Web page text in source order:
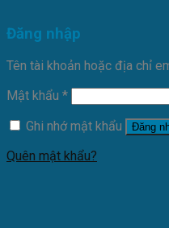
Đăng nhập
Tên tài khoản hoặc địa chỉ
Mật khẩu *
Ghi nhớ mật khẩu
Đăng
Quên mật khẩu?